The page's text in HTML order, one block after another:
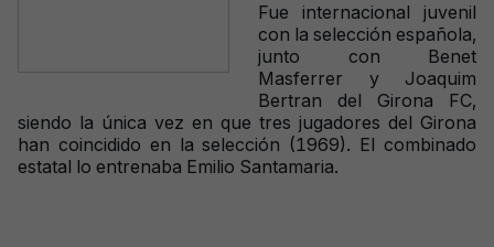
Fue internacional juvenil
con la selección española,
junto con Benet
Masferrer y Joaquim
Bertran del Girona FC,
siendo la única vez en que tres jugadores del Girona
han coincidido en la selección (1969). El combinado
estatal lo entrenaba Emilio Santamaria.